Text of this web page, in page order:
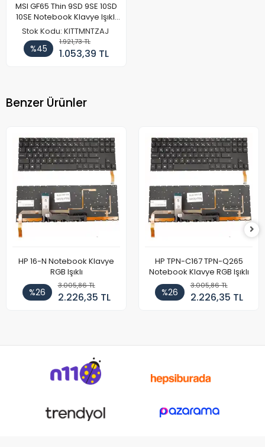
MSI GF65 Thin 9SD 9SE 10SD
10SE Notebook Klavye Işıklı
Gümüş
Stok Kodu: KITTMNTZAJ
%45
1.921,73 TL
1.053,39 TL
Benzer Ürünler
HP 16-N Notebook Klavye
RGB Işıklı
%26
3.005,86 TL
2.226,35 TL
HP TPN-C167 TPN-Q265
Notebook Klavye RGB Işıklı
%26
3.005,86 TL
2.226,35 TL